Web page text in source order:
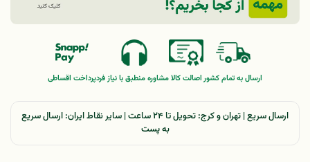
ارسال به تمام کشوراصالت کالامشاوره منطبق با نیاز فردپرداخت اقساطی
ارسال سریع | تهران و کرج: تحویل تا ۲۴ ساعت | سایر نقاط ایران: ارسال سریع
به پست